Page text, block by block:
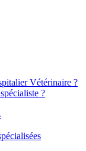
Vétérinaire ?
?